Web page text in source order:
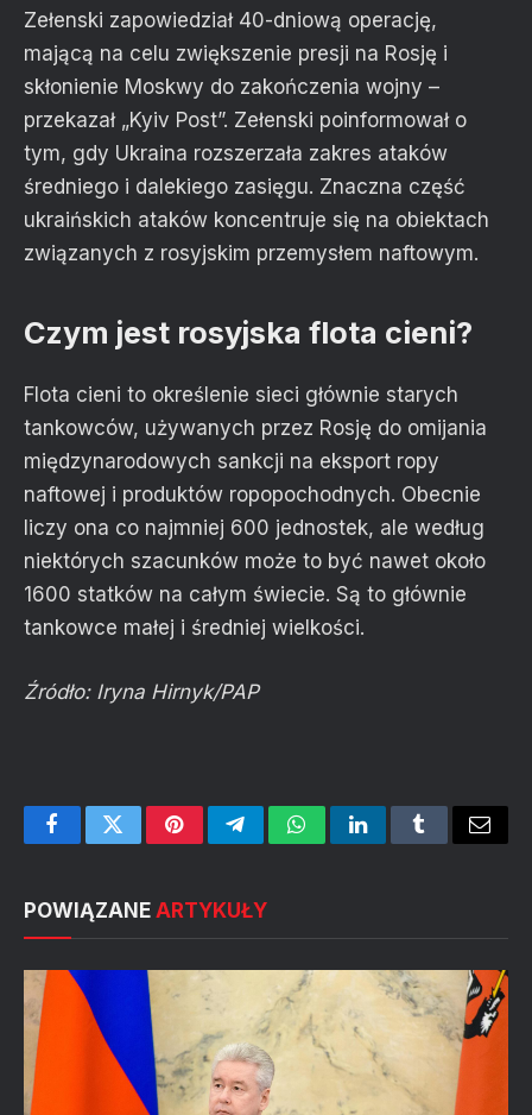
Zełenski zapowiedział 40-dniową operację,
mającą na celu zwiększenie presji na Rosję i
skłonienie Moskwy do zakończenia wojny –
przekazał „Kyiv Post”. Zełenski poinformował o
tym, gdy Ukraina rozszerzała zakres ataków
średniego i dalekiego zasięgu. Znaczna część
ukraińskich ataków koncentruje się na obiektach
związanych z rosyjskim przemysłem naftowym.
Czym jest rosyjska flota cieni?
Flota cieni to określenie sieci głównie starych
tankowców, używanych przez Rosję do omijania
międzynarodowych sankcji na eksport ropy
naftowej i produktów ropopochodnych. Obecnie
liczy ona co najmniej 600 jednostek, ale według
niektórych szacunków może to być nawet około
1600 statków na całym świecie. Są to głównie
tankowce małej i średniej wielkości.
Źródło: Iryna Hirnyk/PAP
FacebookTwitterPinterestTelegramWhatsAppLinkedInTumblrEmail
POWIĄZANE ARTYKUŁY